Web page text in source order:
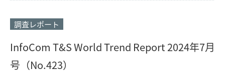
調査レポート
InfoCom T&S World Trend Report 2024年7月
号（No.423）